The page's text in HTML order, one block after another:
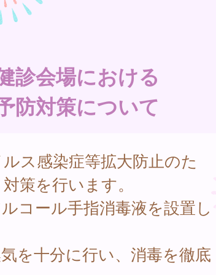
診会場における
防対策について
ス感染症等拡大防止のた
策を行います。
ルコール手指消毒液を設置し
気を十分に行い、消毒を徹底